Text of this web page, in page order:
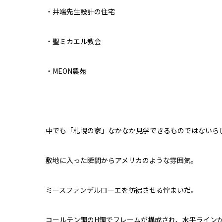
・井端先生設計の住宅
・聖ミカエル教会
・MEON農苑
中でも「札幌の家」なかなか見学できるものではないら
敷地に入った瞬間からアメリカのような雰囲気。
ミースファンデルローエを彷彿させる佇まいだ。
コールテン鋼のH鋼でフレームが構成され、水平ライン